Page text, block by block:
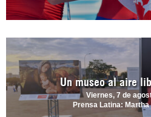
Un museo al aire
Viernes, 7 de
Prensa Latina: